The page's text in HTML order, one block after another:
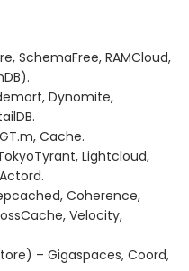
SchemaFree, RAMCloud,
Dynomite,
Cache.
Lightcloud,
Coherence,
Velocity,
– Gigaspaces, Coord,